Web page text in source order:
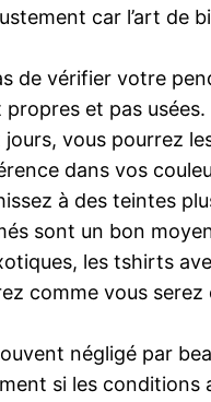
car l’art de
de vérifier votre
propres et pas
vous pourrez
dans vos
à des teintes
sont un bon
les tshirts
comme vous
négligé par
si les